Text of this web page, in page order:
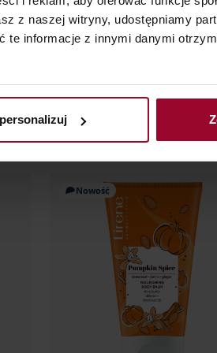
z naszej witryny, udostępniamy
te informacje z innymi danymi
DODAJ DO
Nowość